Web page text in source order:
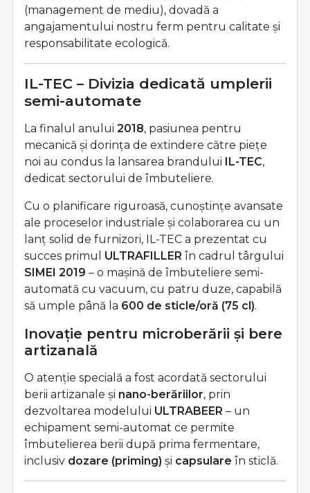
(management de mediu), dovadă a
angajamentului nostru ferm pentru calitate și
responsabilitate ecologică.
IL-TEC – Divizia dedicată umplerii
semi-automate
La finalul anului 2018, pasiunea pentru
mecanică și dorința de extindere către piețe
noi au condus la lansarea brandului
IL-TEC,
dedicat sectorului de îmbuteliere.
Cu o planificare riguroasă, cunoștințe avansate
ale proceselor industriale și colaborarea cu un
lanț solid de furnizori, IL-TEC a prezentat cu
succes primul ULTRAFILLER în cadrul târgului
SIMEI 2019 – o mașină de îmbuteliere semi-
automată cu vacuum, cu patru duze, capabilă
să umple până la 600 de sticle/oră (75 cl).
Inovație pentru microberării și bere
artizanală
O atenție specială a fost acordată sectorului
berii artizanale și nano-berăriilor, prin
dezvoltarea modelului ULTRABEER – un
echipament semi-automat ce permite
îmbutelierea berii după prima fermentare,
inclusiv dozare (priming) și capsulare în sticlă.